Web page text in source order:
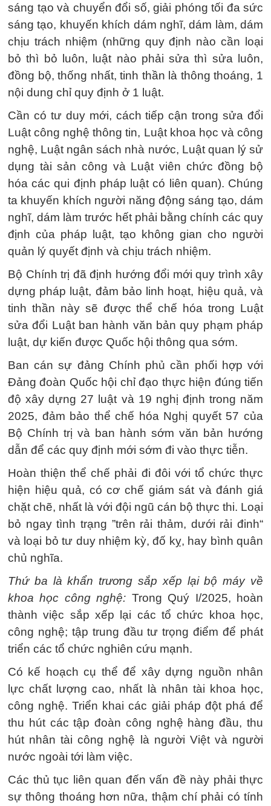
sáng tạo và chuyển đổi số, giải phóng tối đa sức
sáng tạo, khuyến khích dám nghĩ, dám làm, dám
chịu trách nhiệm (những quy định nào cần loại
bỏ thì bỏ luôn, luật nào phải sửa thì sửa luôn,
đồng bộ, thống nhất, tinh thần là thông thoáng, 1
nội dung chỉ quy định ở 1 luật.
Cần có tư duy mới, cách tiếp cận trong sửa đổi
Luật công nghệ thông tin, Luật khoa học và công
nghệ, Luật ngân sách nhà nước, Luật quan lý sử
dụng tài sản công và Luật viên chức đồng bộ
hóa các qui định pháp luật có liên quan). Chúng
ta khuyến khích người năng động sáng tạo, dám
nghĩ, dám làm trước hết phải bằng chính các quy
định của pháp luật, tạo không gian cho người
quản lý quyết định và chịu trách nhiệm.
Bộ Chính trị đã định hướng đổi mới quy trình xây
dựng pháp luật, đảm bảo linh hoạt, hiệu quả, và
tinh thần này sẽ được thể chế hóa trong Luật
sửa đổi Luật ban hành văn bản quy phạm pháp
luật, dự kiến được Quốc hội thông qua sớm.
Ban cán sự đảng Chính phủ cần phối hợp với
Đảng đoàn Quốc hội chỉ đạo thực hiện đúng tiến
độ xây dựng 27 luật và 19 nghị định trong năm
2025, đảm bảo thể chế hóa Nghị quyết 57 của
Bộ Chính trị và ban hành sớm văn bản hướng
dẫn để các quy định mới sớm đi vào thực tiễn.
Hoàn thiện thể chế phải đi đôi với tổ chức thực
hiện hiệu quả, có cơ chế giám sát và đánh giá
chặt chẽ, nhất là với đội ngũ cán bộ thực thi. Loại
bỏ ngay tình trạng ”trên rải thảm, dưới rải đinh“
và loại bỏ tư duy nhiệm kỳ, đố kỵ, hay bình quân
chủ nghĩa.
Thứ ba là khẩn trương sắp xếp lại bộ máy về
khoa học công nghệ: Trong Quý I/2025, hoàn
thành việc sắp xếp lại các tổ chức khoa học,
công nghệ; tập trung đầu tư trọng điểm để phát
triển các tổ chức nghiên cứu mạnh.
Có kế hoạch cụ thể để xây dựng nguồn nhân
lực chất lượng cao, nhất là nhân tài khoa học,
công nghệ. Triển khai các giải pháp đột phá để
thu hút các tập đoàn công nghệ hàng đầu, thu
hút nhân tài công nghệ là người Việt và người
nước ngoài tới làm việc.
Các thủ tục liên quan đến vấn đề này phải thực
sự thông thoáng hơn nữa, thậm chí phải có tính